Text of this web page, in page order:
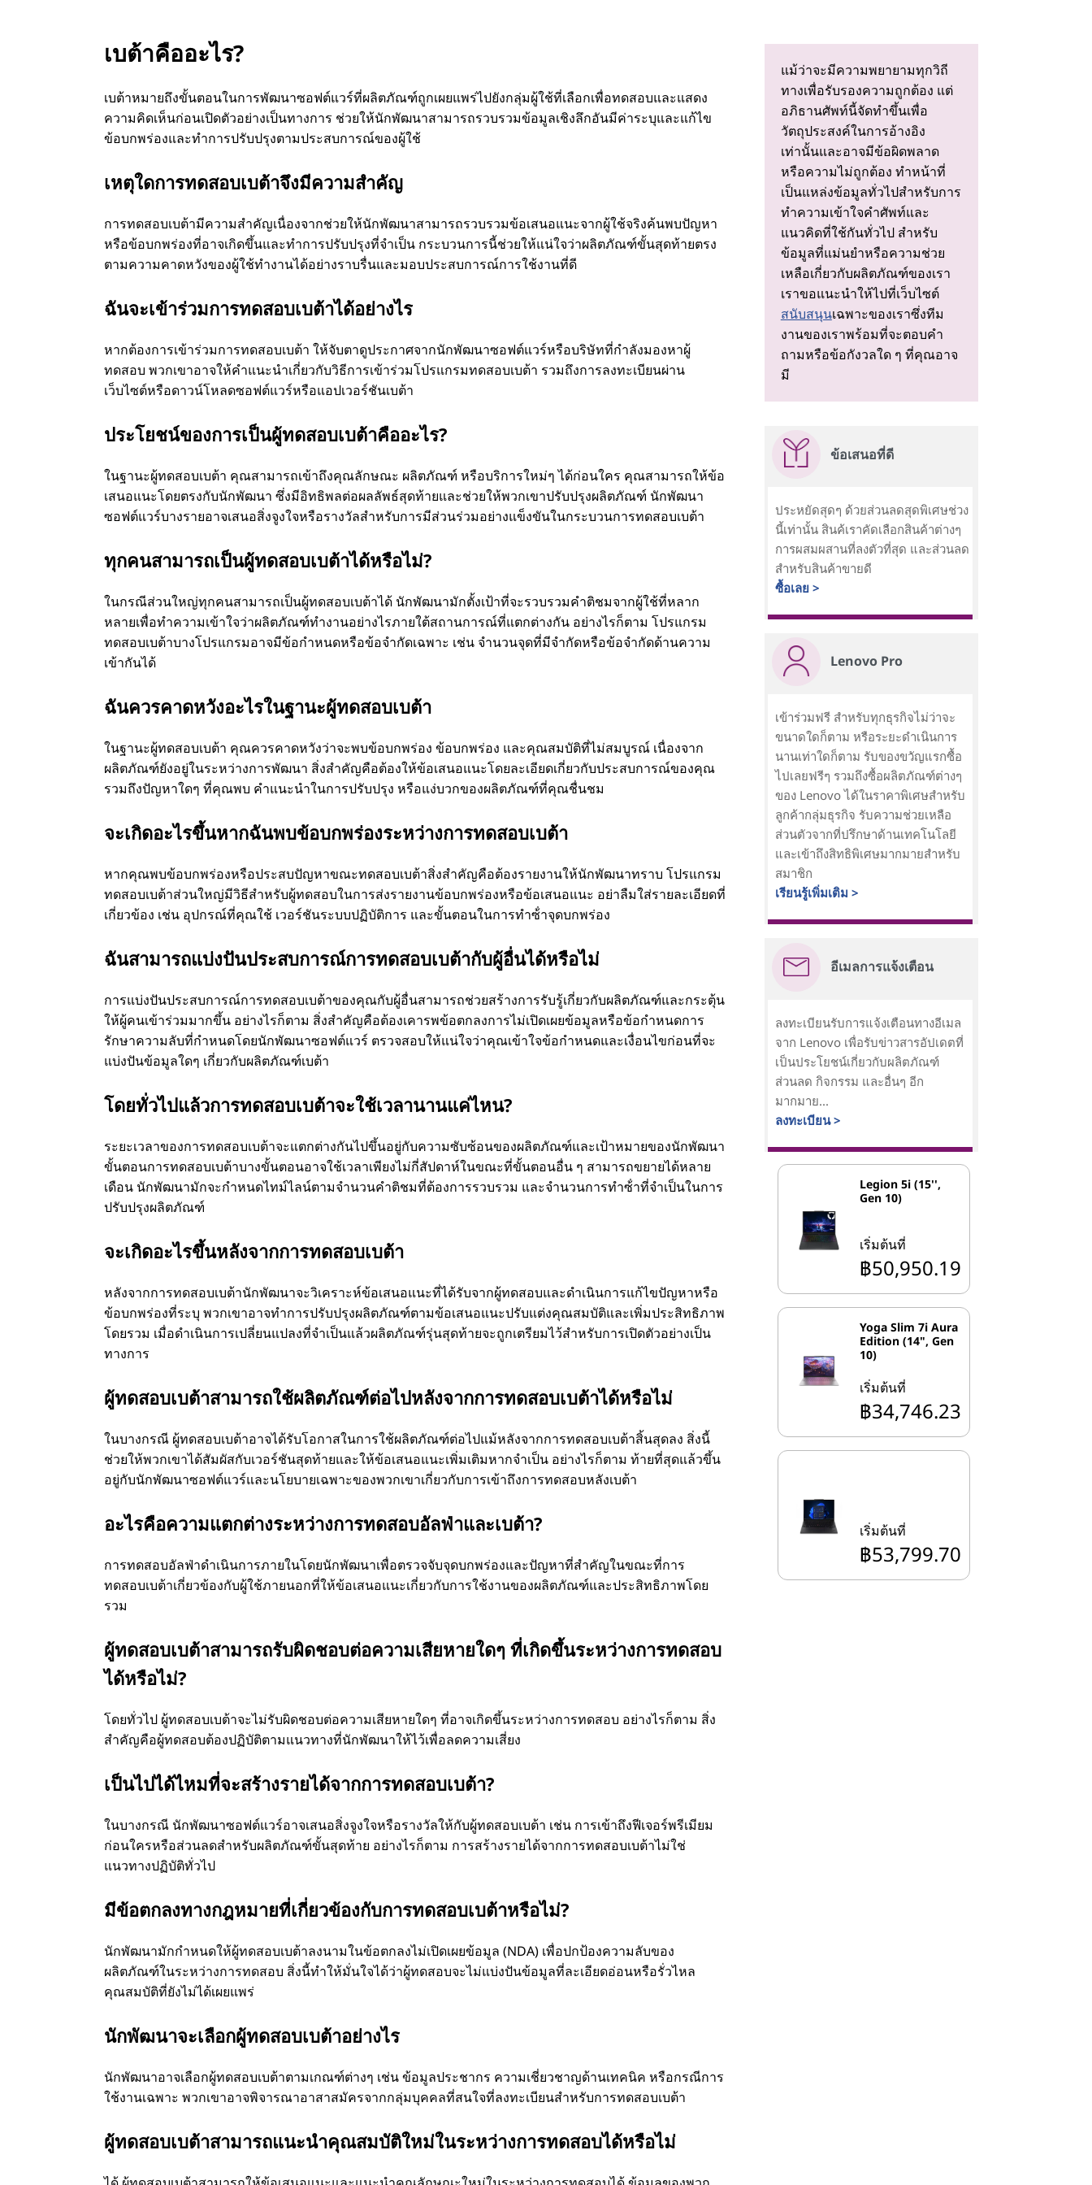
เบต้าคืออะไร?
เบต้าหมายถึงขั้นตอนในการพัฒนาซอฟต์แวร์ที่ผลิตภัณฑ์ถูกเผยแพร่ไปยังกลุ่มผู้ใช้ที่เลือกเพื่อทดสอบและแสดง
ความคิดเห็นก่อนเปิดตัวอย่างเป็นทางการ ช่วยให้นักพัฒนาสามารถรวบรวมข้อมูลเชิงลึกอันมีค่าระบุและแก้ไข
ข้อบกพร่องและทําการปรับปรุงตามประสบการณ์ของผู้ใช้
เหตุใดการทดสอบเบต้าจึงมีความสําคัญ
การทดสอบเบต้ามีความสําคัญเนื่องจากช่วยให้นักพัฒนาสามารถรวบรวมข้อเสนอแนะจากผู้ใช้จริงค้นพบปัญหา
หรือข้อบกพร่องที่อาจเกิดขึ้นและทําการปรับปรุงที่จําเป็น กระบวนการนี้ช่วยให้แน่ใจว่าผลิตภัณฑ์ขั้นสุดท้ายตรง
ตามความคาดหวังของผู้ใช้ทํางานได้อย่างราบรื่นและมอบประสบการณ์การใช้งานที่ดี
ฉันจะเข้าร่วมการทดสอบเบต้าได้อย่างไร
หากต้องการเข้าร่วมการทดสอบเบต้า ให้จับตาดูประกาศจากนักพัฒนาซอฟต์แวร์หรือบริษัทที่กําลังมองหาผู้
ทดสอบ พวกเขาอาจให้คําแนะนําเกี่ยวกับวิธีการเข้าร่วมโปรแกรมทดสอบเบต้า รวมถึงการลงทะเบียนผ่าน
เว็บไซต์หรือดาวน์โหลดซอฟต์แวร์หรือแอปเวอร์ชันเบต้า
ประโยชน์ของการเป็นผู้ทดสอบเบต้าคืออะไร?
ในฐานะผู้ทดสอบเบต้า คุณสามารถเข้าถึงคุณลักษณะ ผลิตภัณฑ์ หรือบริการใหม่ๆ ได้ก่อนใคร คุณสามารถให้ข้อ
เสนอแนะโดยตรงกับนักพัฒนา ซึ่งมีอิทธิพลต่อผลลัพธ์สุดท้ายและช่วยให้พวกเขาปรับปรุงผลิตภัณฑ์ นักพัฒนา
ซอฟต์แวร์บางรายอาจเสนอสิ่งจูงใจหรือรางวัลสําหรับการมีส่วนร่วมอย่างแข็งขันในกระบวนการทดสอบเบต้า
ทุกคนสามารถเป็นผู้ทดสอบเบต้าได้หรือไม่?
ในกรณีส่วนใหญ่ทุกคนสามารถเป็นผู้ทดสอบเบต้าได้ นักพัฒนามักตั้งเป้าที่จะรวบรวมคําติชมจากผู้ใช้ที่หลาก
หลายเพื่อทําความเข้าใจว่าผลิตภัณฑ์ทํางานอย่างไรภายใต้สถานการณ์ที่แตกต่างกัน อย่างไรก็ตาม โปรแกรม
ทดสอบเบต้าบางโปรแกรมอาจมีข้อกําหนดหรือข้อจํากัดเฉพาะ เช่น จํานวนจุดที่มีจํากัดหรือข้อจํากัดด้านความ
เข้ากันได้
ฉันควรคาดหวังอะไรในฐานะผู้ทดสอบเบต้า
ในฐานะผู้ทดสอบเบต้า คุณควรคาดหวังว่าจะพบข้อบกพร่อง ข้อบกพร่อง และคุณสมบัติที่ไม่สมบูรณ์ เนื่องจาก
ผลิตภัณฑ์ยังอยู่ในระหว่างการพัฒนา สิ่งสําคัญคือต้องให้ข้อเสนอแนะโดยละเอียดเกี่ยวกับประสบการณ์ของคุณ
รวมถึงปัญหาใดๆ ที่คุณพบ คําแนะนําในการปรับปรุง หรือแง่บวกของผลิตภัณฑ์ที่คุณชื่นชม
จะเกิดอะไรขึ้นหากฉันพบข้อบกพร่องระหว่างการทดสอบเบต้า
หากคุณพบข้อบกพร่องหรือประสบปัญหาขณะทดสอบเบต้าสิ่งสําคัญคือต้องรายงานให้นักพัฒนาทราบ โปรแกรม
ทดสอบเบต้าส่วนใหญ่มีวิธีสําหรับผู้ทดสอบในการส่งรายงานข้อบกพร่องหรือข้อเสนอแนะ อย่าลืมใส่รายละเอียดที่
เกี่ยวข้อง เช่น อุปกรณ์ที่คุณใช้ เวอร์ชันระบบปฏิบัติการ และขั้นตอนในการทําซ้ําจุดบกพร่อง
ฉันสามารถแบ่งปันประสบการณ์การทดสอบเบต้ากับผู้อื่นได้หรือไม่
การแบ่งปันประสบการณ์การทดสอบเบต้าของคุณกับผู้อื่นสามารถช่วยสร้างการรับรู้เกี่ยวกับผลิตภัณฑ์และกระตุ้น
ให้ผู้คนเข้าร่วมมากขึ้น อย่างไรก็ตาม สิ่งสําคัญคือต้องเคารพข้อตกลงการไม่เปิดเผยข้อมูลหรือข้อกําหนดการ
รักษาความลับที่กําหนดโดยนักพัฒนาซอฟต์แวร์ ตรวจสอบให้แน่ใจว่าคุณเข้าใจข้อกําหนดและเงื่อนไขก่อนที่จะ
แบ่งปันข้อมูลใดๆ เกี่ยวกับผลิตภัณฑ์เบต้า
โดยทั่วไปแล้วการทดสอบเบต้าจะใช้เวลานานแค่ไหน?
ระยะเวลาของการทดสอบเบต้าจะแตกต่างกันไปขึ้นอยู่กับความซับซ้อนของผลิตภัณฑ์และเป้าหมายของนักพัฒนา
ขั้นตอนการทดสอบเบต้าบางขั้นตอนอาจใช้เวลาเพียงไม่กี่สัปดาห์ในขณะที่ขั้นตอนอื่น ๆ สามารถขยายได้หลาย
เดือน นักพัฒนามักจะกําหนดไทม์ไลน์ตามจํานวนคําติชมที่ต้องการรวบรวม และจํานวนการทําซ้ําที่จําเป็นในการ
ปรับปรุงผลิตภัณฑ์
จะเกิดอะไรขึ้นหลังจากการทดสอบเบต้า
หลังจากการทดสอบเบต้านักพัฒนาจะวิเคราะห์ข้อเสนอแนะที่ได้รับจากผู้ทดสอบและดําเนินการแก้ไขปัญหาหรือ
ข้อบกพร่องที่ระบุ พวกเขาอาจทําการปรับปรุงผลิตภัณฑ์ตามข้อเสนอแนะปรับแต่งคุณสมบัติและเพิ่มประสิทธิภาพ
โดยรวม เมื่อดําเนินการเปลี่ยนแปลงที่จําเป็นแล้วผลิตภัณฑ์รุ่นสุดท้ายจะถูกเตรียมไว้สําหรับการเปิดตัวอย่างเป็น
ทางการ
ผู้ทดสอบเบต้าสามารถใช้ผลิตภัณฑ์ต่อไปหลังจากการทดสอบเบต้าได้หรือไม่
ในบางกรณี ผู้ทดสอบเบต้าอาจได้รับโอกาสในการใช้ผลิตภัณฑ์ต่อไปแม้หลังจากการทดสอบเบต้าสิ้นสุดลง สิ่งนี้
ช่วยให้พวกเขาได้สัมผัสกับเวอร์ชันสุดท้ายและให้ข้อเสนอแนะเพิ่มเติมหากจําเป็น อย่างไรก็ตาม ท้ายที่สุดแล้วขึ้น
อยู่กับนักพัฒนาซอฟต์แวร์และนโยบายเฉพาะของพวกเขาเกี่ยวกับการเข้าถึงการทดสอบหลังเบต้า
อะไรคือความแตกต่างระหว่างการทดสอบอัลฟ่าและเบต้า?
การทดสอบอัลฟ่าดําเนินการภายในโดยนักพัฒนาเพื่อตรวจจับจุดบกพร่องและปัญหาที่สําคัญในขณะที่การ
ทดสอบเบต้าเกี่ยวข้องกับผู้ใช้ภายนอกที่ให้ข้อเสนอแนะเกี่ยวกับการใช้งานของผลิตภัณฑ์และประสิทธิภาพโดย
รวม
ผู้ทดสอบเบต้าสามารถรับผิดชอบต่อความเสียหายใดๆ ที่เกิดขึ้นระหว่างการทดสอบ
ได้หรือไม่?
โดยทั่วไป ผู้ทดสอบเบต้าจะไม่รับผิดชอบต่อความเสียหายใดๆ ที่อาจเกิดขึ้นระหว่างการทดสอบ อย่างไรก็ตาม สิ่ง
สําคัญคือผู้ทดสอบต้องปฏิบัติตามแนวทางที่นักพัฒนาให้ไว้เพื่อลดความเสี่ยง
เป็นไปได้ไหมที่จะสร้างรายได้จากการทดสอบเบต้า?
ในบางกรณี นักพัฒนาซอฟต์แวร์อาจเสนอสิ่งจูงใจหรือรางวัลให้กับผู้ทดสอบเบต้า เช่น การเข้าถึงฟีเจอร์พรีเมียม
ก่อนใครหรือส่วนลดสําหรับผลิตภัณฑ์ขั้นสุดท้าย อย่างไรก็ตาม การสร้างรายได้จากการทดสอบเบต้าไม่ใช่
แนวทางปฏิบัติทั่วไป
มีข้อตกลงทางกฎหมายที่เกี่ยวข้องกับการทดสอบเบต้าหรือไม่?
นักพัฒนามักกําหนดให้ผู้ทดสอบเบต้าลงนามในข้อตกลงไม่เปิดเผยข้อมูล (NDA) เพื่อปกป้องความลับของ
ผลิตภัณฑ์ในระหว่างการทดสอบ สิ่งนี้ทําให้มั่นใจได้ว่าผู้ทดสอบจะไม่แบ่งปันข้อมูลที่ละเอียดอ่อนหรือรั่วไหล
คุณสมบัติที่ยังไม่ได้เผยแพร่
นักพัฒนาจะเลือกผู้ทดสอบเบต้าอย่างไร
นักพัฒนาอาจเลือกผู้ทดสอบเบต้าตามเกณฑ์ต่างๆ เช่น ข้อมูลประชากร ความเชี่ยวชาญด้านเทคนิค หรือกรณีการ
ใช้งานเฉพาะ พวกเขาอาจพิจารณาอาสาสมัครจากกลุ่มบุคคลที่สนใจที่ลงทะเบียนสําหรับการทดสอบเบต้า
ผู้ทดสอบเบต้าสามารถแนะนําคุณสมบัติใหม่ในระหว่างการทดสอบได้หรือไม่
แม้ว่าจะมีความพยายามทุกวิถี
ทางเพื่อรับรองความถูกต้อง แต่
อภิธานศัพท์นี้จัดทําขึ้นเพื่อ
วัตถุประสงค์ในการอ้างอิง
เท่านั้นและอาจมีข้อผิดพลาด
หรือความไม่ถูกต้อง ทําหน้าที่
เป็นแหล่งข้อมูลทั่วไปสําหรับการ
ทําความเข้าใจคําศัพท์และ
แนวคิดที่ใช้กันทั่วไป สําหรับ
ข้อมูลที่แม่นยําหรือความช่วย
เหลือเกี่ยวกับผลิตภัณฑ์ของเรา
เราขอแนะนําให้ไปที่เว็บไซต์
สนับสนุนเฉพาะของเราซึ่งทีม
งานของเราพร้อมที่จะตอบคํา
ถามหรือข้อกังวลใด ๆ ที่คุณอาจ
มี
ข้อเสนอที่ดี
ประหยัดสุดๆ ด้วยส่วนลดสุดพิเศษช่วง
นี้เท่านั้น สินค้เราคัดเลือกสินค้าต่างๆ
การผสมผสานที่ลงตัวที่สุด และส่วนลด
สำหรับสินค้าขายดี
ซื้อเลย >
Lenovo Pro
เข้าร่วมฟรี สำหรับทุกธุรกิจไม่ว่าจะ
ขนาดใดก็ตาม หรือระยะดำเนินการ
นานเท่าใดก็ตาม รับของขวัญแรกซื้อ
ไปเลยฟรีๆ รวมถึงซื้อผลิตภัณฑ์ต่างๆ
ของ Lenovo ได้ในราคาพิเศษสำหรับ
ลูกค้ากลุ่มธุรกิจ รับความช่วยเหลือ
ส่วนตัวจากที่ปรึกษาด้านเทคโนโลยี
และเข้าถึงสิทธิพิเศษมากมายสำหรับ
สมาชิก
เรียนรู้เพิ่มเติม >
อีเมลการแจ้งเตือน
ลงทะเบียนรับการแจ้งเตือนทางอีเมล
จาก Lenovo เพื่อรับข่าวสารอัปเดตที่
เป็นประโยชน์เกี่ยวกับผลิตภัณฑ์
ส่วนลด กิจกรรม และอื่นๆ อีก
มากมาย...
ลงทะเบียน >
Legion 5i (15'',
Gen 10)
เริ่มต้นที่
฿50,950.19
Yoga Slim 7i Aura
Edition (14", Gen
10)
เริ่มต้นที่
฿34,746.23
เริ่มต้นที่
฿53,799.70